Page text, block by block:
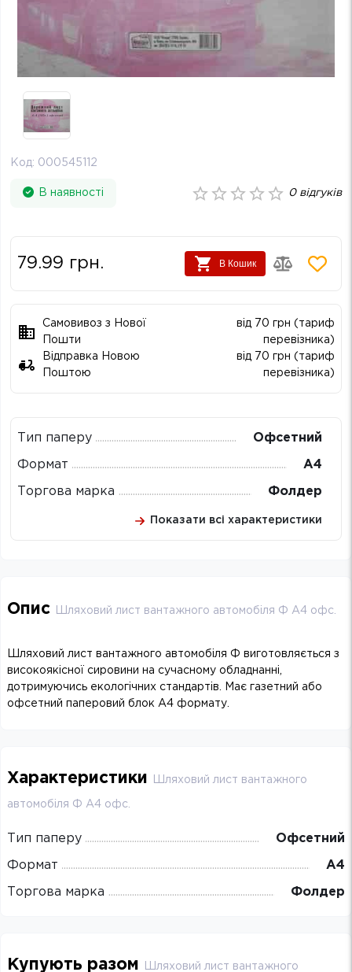
Код: 000545112
В наявності 0відгуків
79.99 грн. В Кошик
Самовивоз з Нової
Пошти
від 70 грн (тариф
перевізника)
Відправка Новою
Поштою
від 70 грн (тариф
перевізника)
Тип паперу Офсетний
Формат А4
Торгова марка Фолдер
Показати всі характеристики
Опис Шляховий лист вантажного автомобіля Ф А4 офс.
Шляховий лист вантажного автомобіля Ф виготовляється з
високоякісної сировини на сучасному обладнанні,
дотримуючись екологічних стандартів. Має газетний або
офсетний паперовий блок А4 формату.
Характеристики Шляховий лист вантажного
автомобіля Ф А4 офс.
Тип паперу Офсетний
Формат А4
Торгова марка Фолдер
Купують разом Шляховий лист вантажного